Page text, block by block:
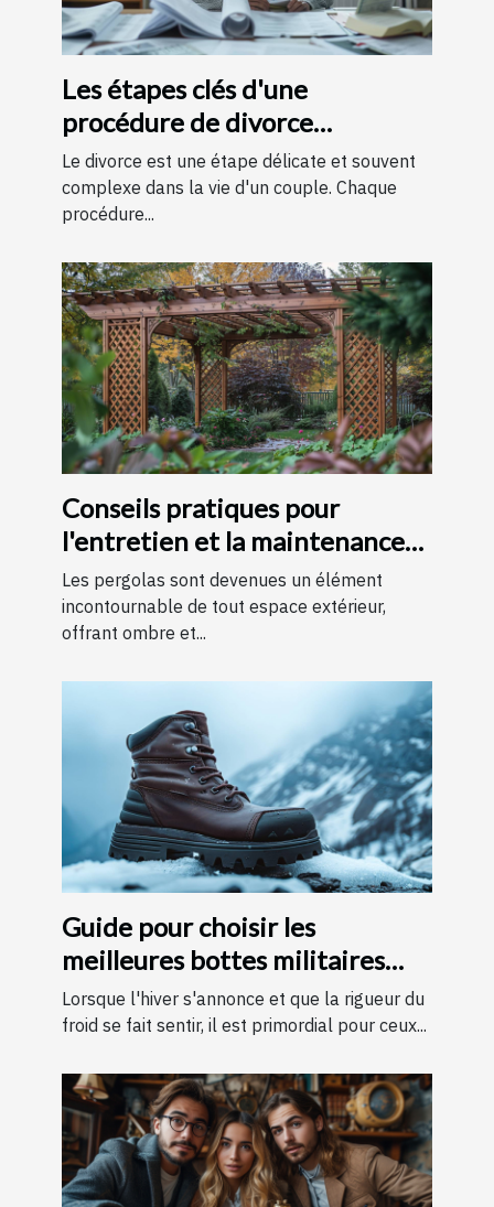
Les étapes clés d'une
procédure de divorce
expliquées simplement
Le divorce est une étape délicate et souvent
complexe dans la vie d'un couple. Chaque
procédure...
Conseils pratiques pour
l'entretien et la maintenance
des pergolas
Les pergolas sont devenues un élément
incontournable de tout espace extérieur,
offrant ombre et...
Guide pour choisir les
meilleures bottes militaires
pour l'hiver
Lorsque l'hiver s'annonce et que la rigueur du
froid se fait sentir, il est primordial pour ceux...